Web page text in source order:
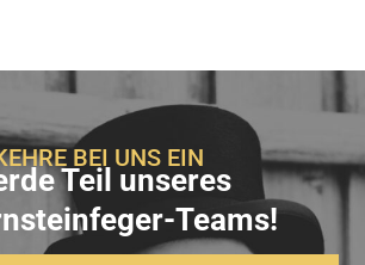
BEI UNS EIN
Teil unseres
Teams!